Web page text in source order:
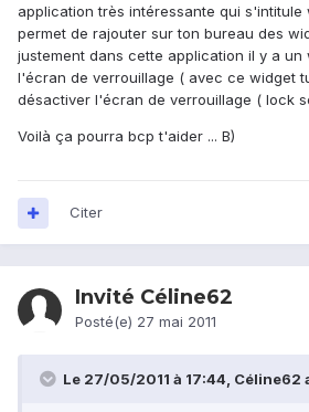
application très intéressante qui s'intitule
permet de rajouter sur ton bureau des
justement dans cette application il y a
l'écran de verrouillage ( avec ce widget
désactiver l'écran de verrouillage ( lock
Voilà ça pourra bcp t'aider ... B)
Citer
Invité Céline62
Posté(e) 27 mai 2011
Le 27/05/2011 à 17:44, Céline62